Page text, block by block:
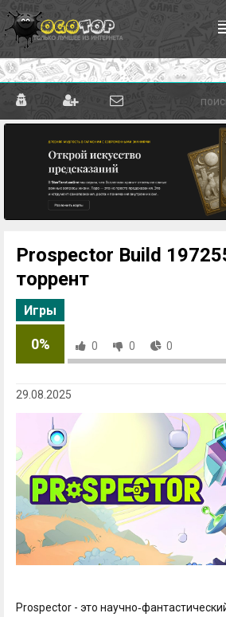
Prospector Build
торрент
Игры
0% 0 0 0
29.08.2025
Prospector - это